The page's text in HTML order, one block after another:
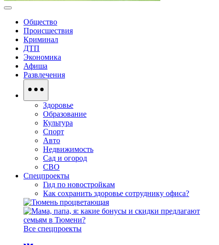
Общество
Происшествия
Криминал
ДТП
Экономика
Афиша
Развлечения
Здоровье
Образование
Культура
Спорт
Авто
Недвижимость
Сад и огород
СВО
Спецпроекты
Гид по новостройкам
Как сохранить здоровье сотруднику офиса?
Все спецпроекты